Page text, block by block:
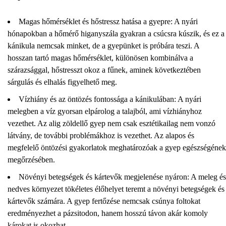
Magas hőmérséklet és hőstressz hatása a gyepre: A nyári
hónapokban a hőmérő higanyszála gyakran a csúcsra kúszik, és ez a
kánikula nemcsak minket, de a gyepünket is próbára teszi. A
hosszan tartó magas hőmérséklet, különösen kombinálva a
szárazsággal, hőstresszt okoz a fűnek, aminek következtében
sárgulás és elhalás figyelhető meg.
Vízhiány és az öntözés fontossága a kánikulában: A nyári
melegben a víz gyorsan elpárolog a talajból, ami vízhiányhoz
vezethet. Az alig zöldellő gyep nem csak esztétikailag nem vonzó
látvány, de további problémákhoz is vezethet. Az alapos és
megfelelő öntözési gyakorlatok meghatározóak a gyep egészségének
megőrzésében.
Növényi betegségek és kártevők megjelenése nyáron: A meleg és
nedves környezet tökéletes élőhelyet teremt a növényi betegségek és
kártevők számára. A gyep fertőzése nemcsak csúnya foltokat
eredményezhet a pázsitodon, hanem hosszú távon akár komoly